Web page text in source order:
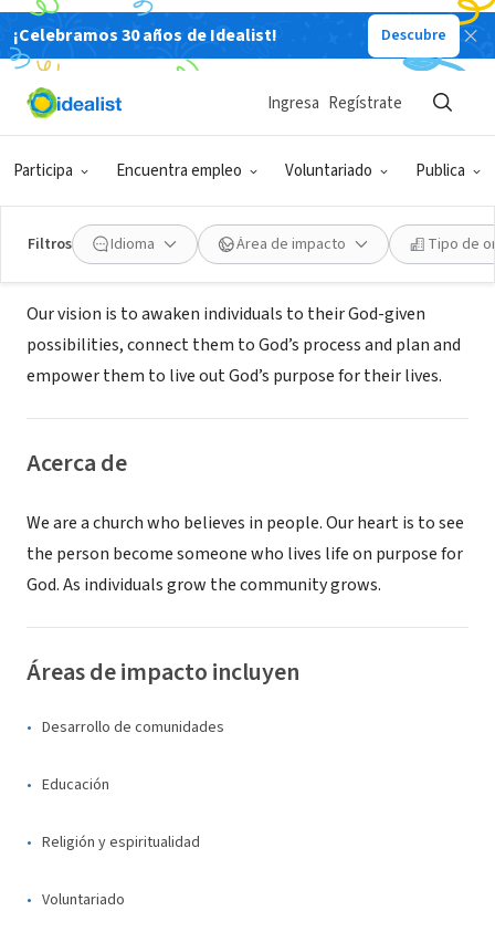
¡Celebramos 30 años de Idealist! Descubre
Participa Encuentra empleo Voluntariado Publica
Ingresa Regístrate
Filtros Idioma Área de impacto Tipo de
ORGANIZACIÓN SIN FIN DE LUCRO
Citi Church & Citi Christian
Academy
Miami, FL| citichurch.miami
Misión
Our vision is to awaken individuals to their God-given
possibilities, connect them to God’s process and plan and
empower them to live out God’s purpose for their lives.
Acerca de
We are a church who believes in people. Our heart is to see
the person become someone who lives life on purpose for
God. As individuals grow the community grows.
Áreas de impacto incluyen
Desarrollo de comunidades
Educación
Religión y espiritualidad
Voluntariado